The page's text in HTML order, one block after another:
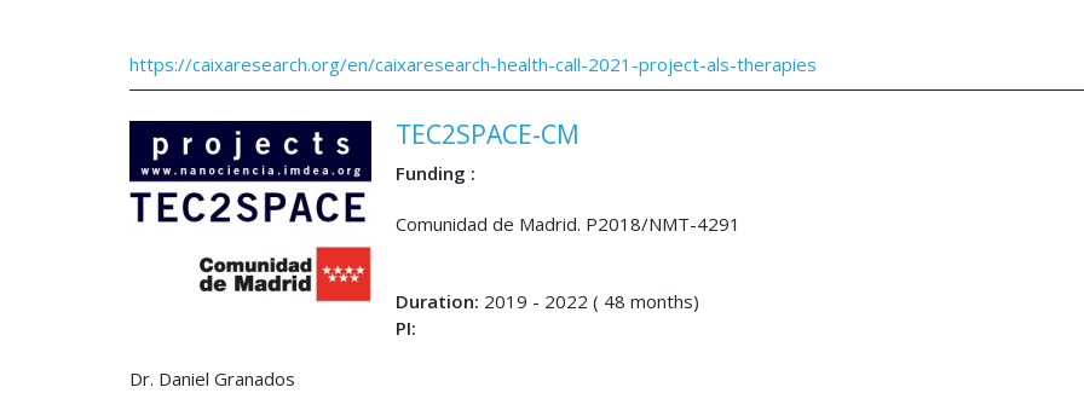
https://caixaresearch.org/en/caixaresearch-health-call-2021-project-als-therapies
TEC2SPACE-CM
Funding :
Comunidad de Madrid. P2018/NMT-4291
Duration: 2019 - 2022 ( 48 months)
PI:
Dr. Daniel Granados